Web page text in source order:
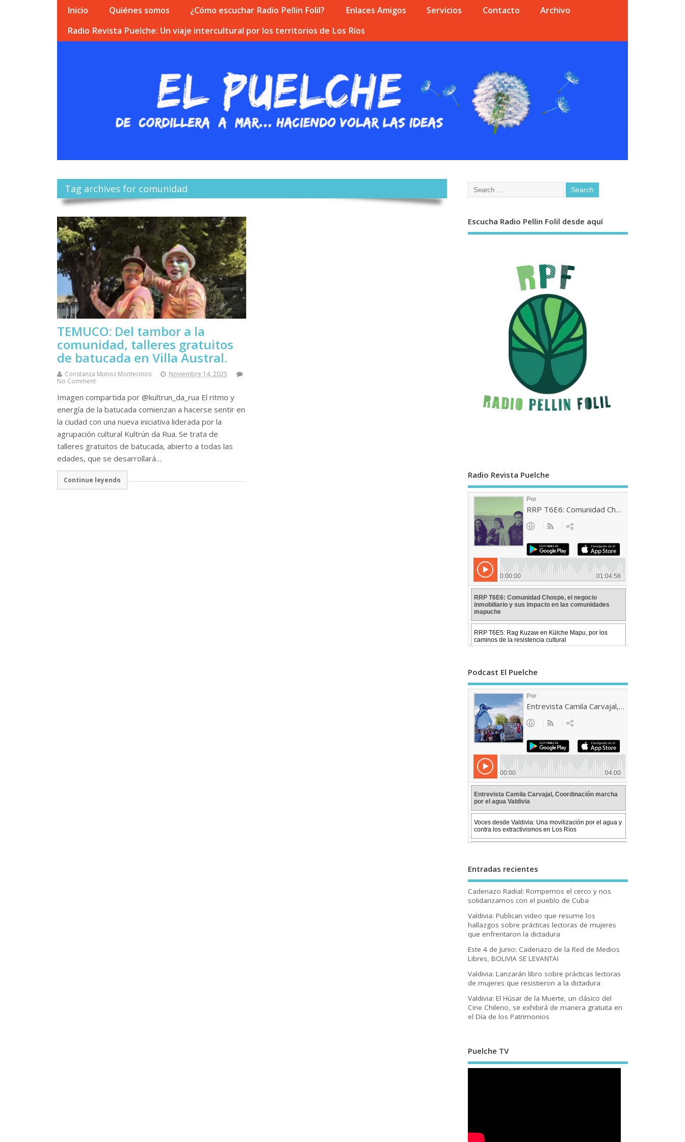
Inicio Quiénes somos ¿Cómo escuchar Radio Pellin Folil? Enlaces Amigos Servicios Contacto
Archivo
Radio Revista Puelche: Un viaje intercultural por los territorios de Los Ríos
Tag archives for comunidad
TEMUCO: Del tambor a la
comunidad, talleres gratuitos
de batucada en Villa Austral.
Constanza Munoz Montecinos
Noviembre 14, 2025
No Comment
Imagen compartida por @kultrun_da_rua El ritmo y
energía de la batucada comienzan a hacerse sentir en
la ciudad con una nueva iniciativa liderada por la
agrupación cultural Kultrún da Rua. Se trata de
talleres gratuitos de batucada, abierto a todas las
edades, que se desarrollará…
Continue leyendo
Escucha Radio Pellin Folil desde aquí
Radio Revista Puelche
Podcast El Puelche
Entradas recientes
Cadenazo Radial: Rompemos el cerco y nos
solidarizamos con el pueblo de Cuba
Valdivia: Publican video que resume los
hallazgos sobre prácticas lectoras de mujeres
que enfrentaron la dictadura
Este 4 de Junio: Cadenazo de la Red de Medios
Libres, BOLIVIA SE LEVANTA!
Valdivia: Lanzarán libro sobre prácticas lectoras
de mujeres que resistieron a la dictadura
Valdivia: El Húsar de la Muerte, un clásico del
Cine Chileno, se exhibirá de manera gratuita en
el Día de los Patrimonios
Puelche TV